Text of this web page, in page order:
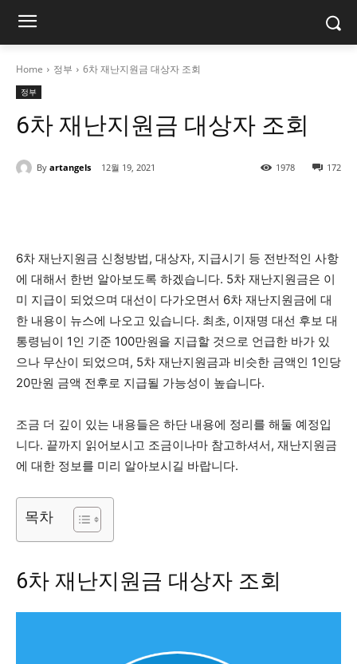
Home 정부 6차 재난지원금 대상자 조회
정부
6차 재난지원금 대상자 조회
By artangels 12월 19, 2021 172
1978
6차 재난지원금 신청방법, 대상자, 지급시기 등 전반적인 사항
에 대해서 한번 알아보도록 하겠습니다. 5차 재난지원금은 이
미 지급이 되었으며 대선이 다가오면서 6차 재난지원금에 대
한 내용이 뉴스에 나오고 있습니다. 최초, 이재명 대선 후보 대
통령님이 1인 기준 100만원을 지급할 것으로 언급한 바가 있
으나 무산이 되었으며, 5차 재난지원금과 비슷한 금액인 1인당
20만원 금액 전후로 지급될 가능성이 높습니다.
조금 더 깊이 있는 내용들은 하단 내용에 정리를 해둘 예정입
니다. 끝까지 읽어보시고 조금이나마 참고하셔서, 재난지원금
에 대한 정보를 미리 알아보시길 바랍니다.
목차
6차 재난지원금 대상자 조회